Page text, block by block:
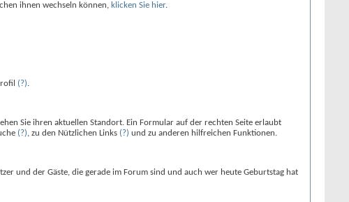
ihnen wechseln können, klicken Sie hier.
(?).
Sie ihren aktuellen Standort. Ein Formular auf der rechten Seite erlaubt
(?), zu den Nützlichen Links (?) und zu anderen hilfreichen Funktionen.
und der Gäste, die gerade im Forum sind und auch wer heute Geburtstag hat